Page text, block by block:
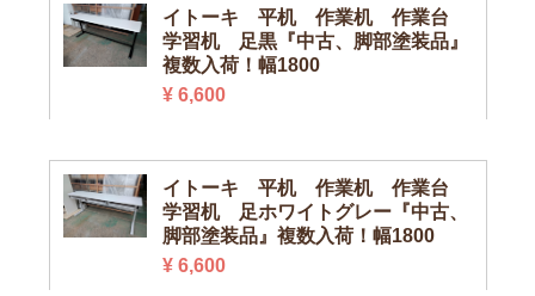
イトーキ 平机 作業机 作業台
学習机 足黒『中古、脚部塗装品』
複数入荷！幅1800
¥ 6,600
イトーキ 平机 作業机 作業台
学習机 足ホワイトグレー『中古、
脚部塗装品』複数入荷！幅1800
¥ 6,600